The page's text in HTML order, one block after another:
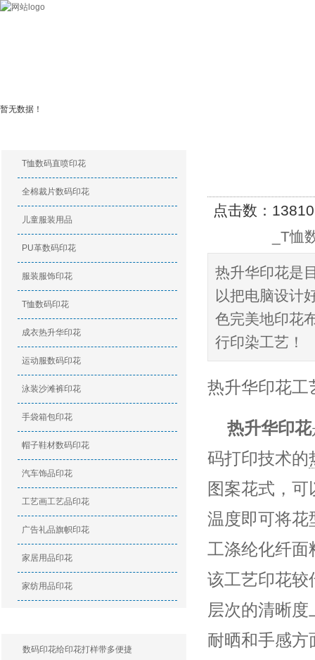
暂无数据！
T恤数码直喷印花
全棉裁片数码印花
儿童服装用品
PU革数码印花
服装服饰印花
T恤数码印花
成衣热升华印花
运动服数码印花
泳装沙滩裤印花
手袋箱包印花
帽子鞋材数码印花
汽车饰品印花
工艺画工艺品印花
广告礼品旗帜印花
家居用品印花
家纺用品印花
数码印花给印花打样带多便捷
点击数：13810
_T恤
热升华印花是
以把电脑设计
色完美地印花
行印染工艺！
热升华印花工
热升华印花
码打印技术的
图案花式，
温度即可将花
工涤纶化纤面
该工艺印花较
层次的清晰
耐晒和手感方